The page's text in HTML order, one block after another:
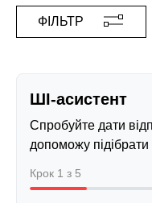
ФІЛЬТР
ШІ-асистент
Спробуйте дати
допоможу
Крок 1 з 5